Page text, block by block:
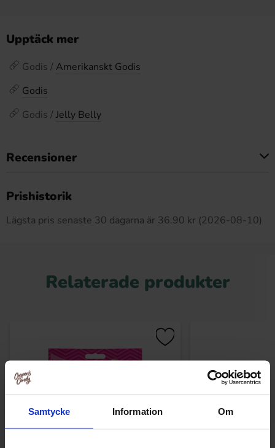
Samtycke Information Om
Upptäck mer
Godis / Amerikanskt Godis
Godis
Godis / Jelly Belly
Recensioner
Prishistorik
Lägsta pris senaste 30 dagarna är 36.90 kr (2026-08-10)
Relaterade produkter